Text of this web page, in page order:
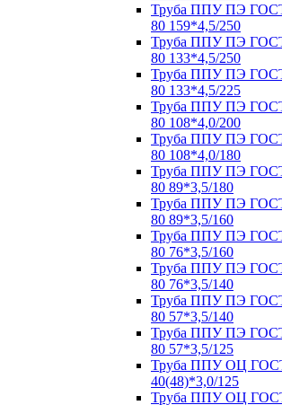
Труба ППУ ПЭ ГОСТ
80 159*4,5/250
Труба ППУ ПЭ ГОСТ
80 133*4,5/250
Труба ППУ ПЭ ГОСТ
80 133*4,5/225
Труба ППУ ПЭ ГОСТ
80 108*4,0/200
Труба ППУ ПЭ ГОСТ
80 108*4,0/180
Труба ППУ ПЭ ГОСТ
80 89*3,5/180
Труба ППУ ПЭ ГОСТ
80 89*3,5/160
Труба ППУ ПЭ ГОСТ
80 76*3,5/160
Труба ППУ ПЭ ГОСТ
80 76*3,5/140
Труба ППУ ПЭ ГОСТ
80 57*3,5/140
Труба ППУ ПЭ ГОСТ
80 57*3,5/125
Труба ППУ ОЦ
40(48)*3,0/125
Труба ППУ ОЦ